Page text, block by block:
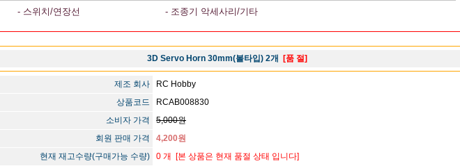
- 스위치/연장선 - 조종기 악세사리/기타
3D Servo Horn 30mm(볼타입) 2개 [품 절]
제조 회사
RC Hobby
상품코드
RCAB008830
소비자 가격
5,000원
회원 판매 가격
4,200원
현재 재고수량(구매가능 수량)
0 개
[본 상품은 현재 품절 상태 입니다]